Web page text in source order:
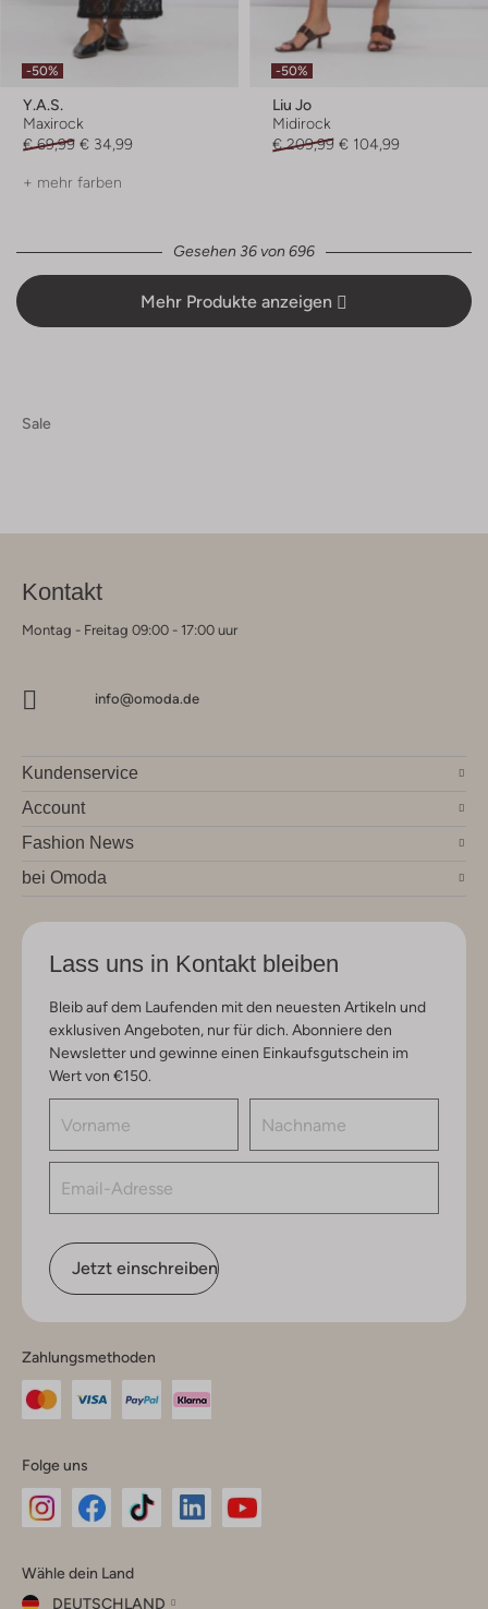
-50%
Y.a.s.
Maxirock
€ 69,99 € 34,99
+ mehr farben
-50%
Liu Jo
Midirock
€ 209,99 € 104,99
Gesehen 36 von 696
Mehr Produkte anzeigen
Sale
Kontakt
Montag - Freitag 09:00 - 17:00 uur
info@omoda.de
Kundenservice
Account
Fashion News
bei Omoda
Lass uns in Kontakt bleiben
Bleib auf dem Laufenden mit den neuesten Artikeln und
exklusiven Angeboten, nur für dich. Abonniere den
Newsletter und gewinne einen Einkaufsgutschein im
Wert von €150.
Jetzt einschreiben
Zahlungsmethoden
Folge uns
Instagram
Facebook
TikTok
Wähle dein Land
DEUTSCHLAND